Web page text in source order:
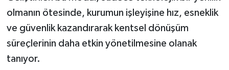
olmanın ötesinde, kurumun işleyişine hız, esneklik
ve güvenlik kazandırarak kentsel dönüşüm
süreçlerinin daha etkin yönetilmesine olanak
tanıyor.